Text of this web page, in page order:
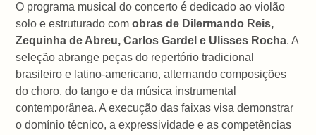
O programa musical do concerto é dedicado ao violão
solo e estruturado comobras de Dilermando Reis,
Zequinha de Abreu, Carlos Gardel e Ulisses Rocha. A
seleção abrange peças do repertório tradicional
brasileiro e latino-americano, alternando composições
do choro, do tango e da música instrumental
contemporânea. A execução das faixas visa demonstrar
o domínio técnico, a expressividade e as competências